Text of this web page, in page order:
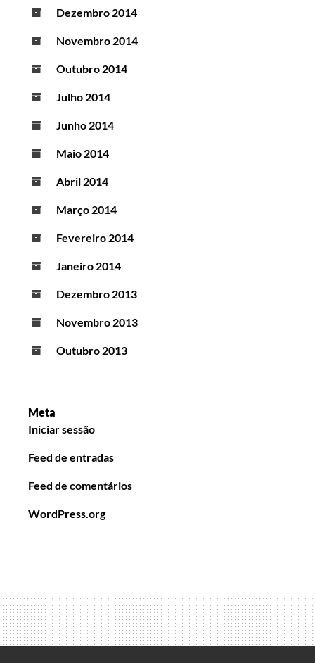
Dezembro 2014
Novembro 2014
Outubro 2014
Julho 2014
Junho 2014
Maio 2014
Abril 2014
Março 2014
Fevereiro 2014
Janeiro 2014
Dezembro 2013
Novembro 2013
Outubro 2013
Meta
Iniciar sessão
Feed de entradas
Feed de comentários
WordPress.org